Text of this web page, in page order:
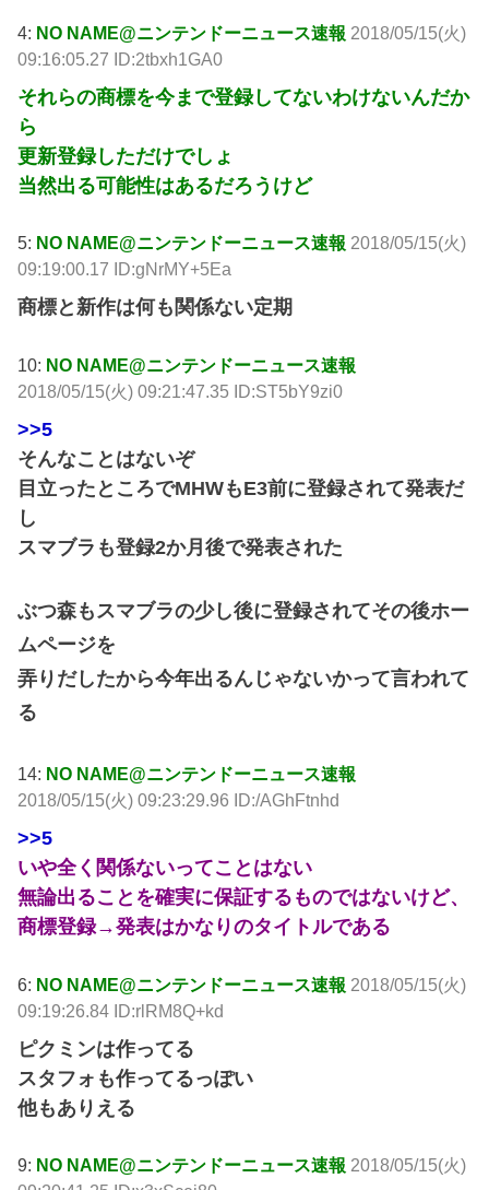
4: NO NAME@ニンテンドーニュース速報 2018/05/15(火)
09:16:05.27 ID:2tbxh1GA0
それらの商標を今まで登録してないわけないんだか
ら
更新登録しただけでしょ
当然出る可能性はあるだろうけど
5: NO NAME@ニンテンドーニュース速報 2018/05/15(火)
09:19:00.17 ID:gNrMY+5Ea
商標と新作は何も関係ない定期
10: NO NAME@ニンテンドーニュース速報
2018/05/15(火) 09:21:47.35 ID:ST5bY9zi0
>>5
そんなことはないぞ
目立ったところでMHWもE3前に登録されて発表だ
し
スマブラも登録2か月後で発表された
ぶつ森もスマブラの少し後に登録されてその後ホー
ムページを
弄りだしたから今年出るんじゃないかって言われて
る
14: NO NAME@ニンテンドーニュース速報
2018/05/15(火) 09:23:29.96 ID:/AGhFtnhd
>>5
いや全く関係ないってことはない
無論出ることを確実に保証するものではないけど、
商標登録→発表はかなりのタイトルである
6: NO NAME@ニンテンドーニュース速報 2018/05/15(火)
09:19:26.84 ID:rlRM8Q+kd
ピクミンは作ってる
スタフォも作ってるっぽい
他もありえる
9: NO NAME@ニンテンドーニュース速報 2018/05/15(火)